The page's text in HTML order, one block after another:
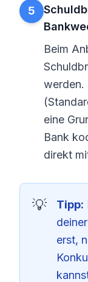
5
Beim
werden.
eine
Bank
direkt
Tipp:
erst,